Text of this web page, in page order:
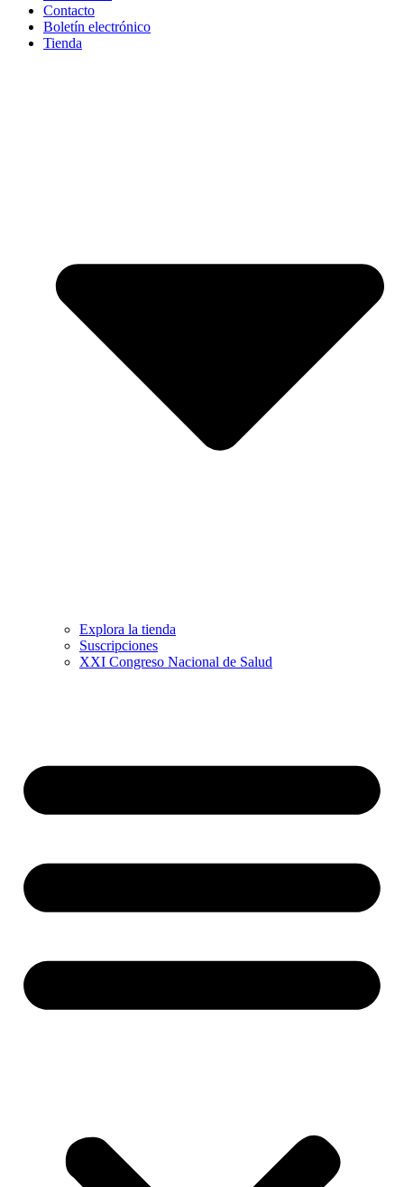
Contacto
Boletín electrónico
Tienda
Explora la tienda
Suscripciones
XXI Congreso Nacional de Salud